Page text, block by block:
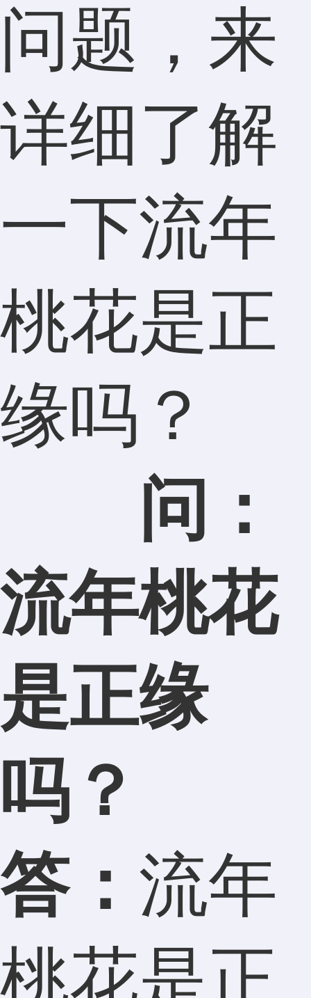
问题，来
详细了解
一下流年
桃花是正
缘吗？
问：
流年桃花
是正缘
吗？
答： 流年
桃花是正